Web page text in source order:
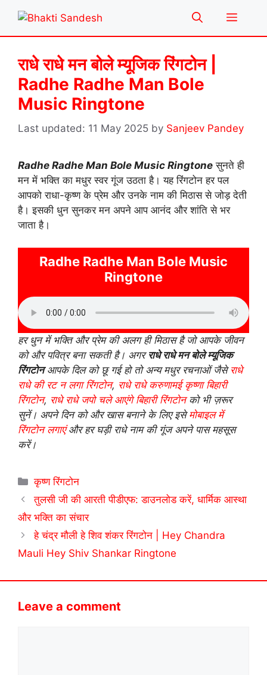
content
Menu
राधे राधे मन बोले म्यूजिक रिंगटोन |
Radhe Radhe Man Bole
Music Ringtone
11 May 2025 by Sanjeev Pandey
Radhe Radhe Man Bole Music Ringtone सुनते ही
मन में भक्ति का मधुर स्वर गूंज उठता है। यह रिंगटोन हर पल
आपको राधा-कृष्ण के प्रेम और उनके नाम की मिठास से जोड़ देती
है। इसकी धुन सुनकर मन अपने आप आनंद और शांति से भर
जाता है।
Radhe Radhe Man Bole Music
Ringtone
हर धुन में भक्ति और प्रेम की अलग ही मिठास है जो आपके जीवन
को और पवित्र बना सकती है। अगर राधे राधे मन बोले म्यूजिक
रिंगटोनआपके दिल को छू गई हो तो अन्य मधुर रचनाओं जैसे राधे
राधे की रट न लगा रिंगटोन, राधे राधे करुणामई कृष्णा बिहारी
रिंगटोन, राधे राधे जपो चले आएंगे बिहारी रिंगटोनको भी ज़रूर
सुनें। अपने दिन को और खास बनाने के लिए इसेमोबाइल में
रिंगटोन लगाएंऔर हर घड़ी राधे नाम की गूंज अपने पास महसूस
करें।
Categories
कृष्ण रिंगटोन
तुलसी जी की आरती पीडीएफ: डाउनलोड करें, धार्मिक आस्था
और भक्ति का संचार
हे चंद्र मौली हे शिव शंकर रिंगटोन | Hey Chandra
Mauli Hey Shiv Shankar Ringtone
Leave a comment